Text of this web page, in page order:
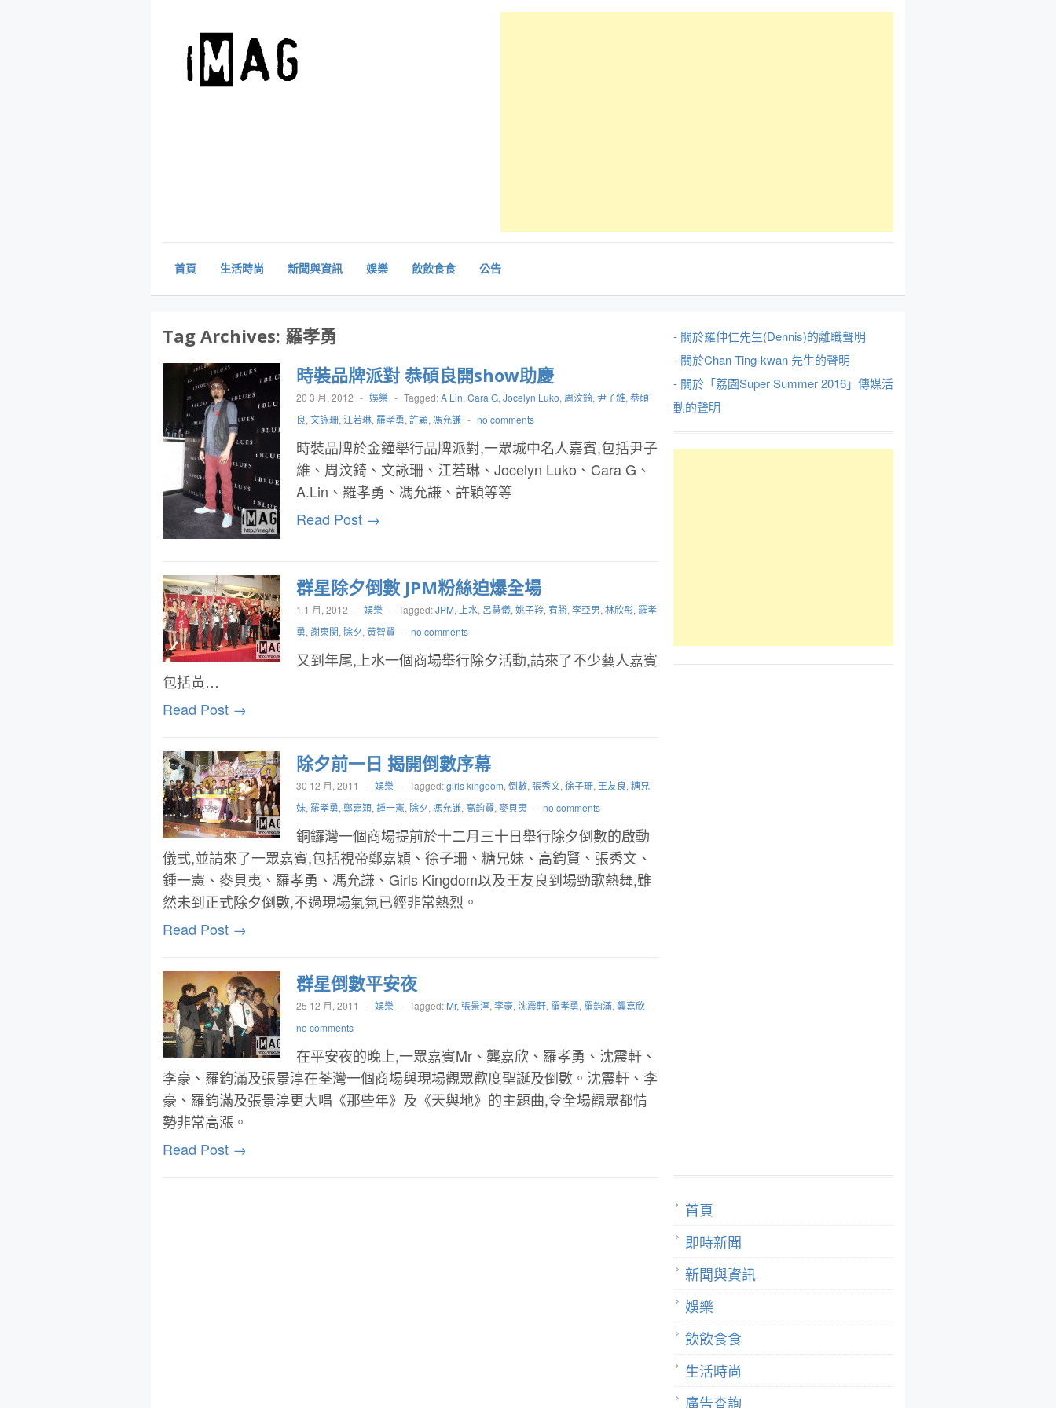
首頁 生活時尚 新聞與資訊 娛樂 飲飲食食 公告
Tag Archives: 羅孝勇
時裝品牌派對 恭碩良開show助慶
20 3 月, 2012 - 娛樂 - Tagged:A Lin, Cara G, Jocelyn Luko, 周汶錡, 尹子維, 恭碩
良, 文詠珊, 江若琳, 羅孝勇, 許穎, 馮允謙 - no comments
時裝品牌於金鐘舉行品牌派對,一眾城中名人嘉賓,包括尹子
維、周汶錡、文詠珊、江若琳、Jocelyn Luko、Cara G、
A.Lin、羅孝勇、馮允謙、許穎等等
Read Post →
群星除夕倒數 JPM粉絲迫爆全場
1 1 月, 2012 - 娛樂 - Tagged:JPM, 上水, 呂慧儀, 姚子羚, 宥勝, 李亞男, 林欣彤, 羅孝
勇, 謝東閔, 除夕, 黃智賢 - no comments
又到年尾,上水一個商場舉行除夕活動,請來了不少藝人嘉賓
包括黃…
Read Post →
除夕前一日 揭開倒數序幕
30 12 月, 2011 - 娛樂 - Tagged:girls kingdom, 倒數, 張秀文, 徐子珊, 王友良, 糖兄
妹, 羅孝勇, 鄭嘉穎, 鍾一憲, 除夕, 馮允謙, 高鈞賢, 麥貝夷 - no comments
銅鑼灣一個商場提前於十二月三十日舉行除夕倒數的啟動
儀式,並請來了一眾嘉賓,包括視帝鄭嘉穎、徐子珊、糖兄妹、高鈞賢、張秀文、
鍾一憲、麥貝夷、羅孝勇、馮允謙、Girls Kingdom以及王友良到場勁歌熱舞,雖
然未到正式除夕倒數,不過現場氣氛已經非常熱烈。
Read Post →
群星倒數平安夜
25 12 月, 2011 - 娛樂 - Tagged: Mr, 張景淳, 李豪, 沈震軒, 羅孝勇, 羅鈞滿, 龔嘉欣 -
no comments
在平安夜的晚上,一眾嘉賓Mr、龔嘉欣、羅孝勇、沈震軒、
李豪、羅鈞滿及張景淳在荃灣一個商場與現場觀眾歡度聖誕及倒數。沈震軒、李
豪、羅鈞滿及張景淳更大唱《那些年》及《天與地》的主題曲,令全場觀眾都情
勢非常高漲。
Read Post →
- 關於羅仲仁先生(Dennis)的離職聲明
- 關於Chan Ting-kwan 先生的聲明
- 關於「荔園Super Summer 2016」傳媒活
動的聲明
首頁
即時新聞
新聞與資訊
娛樂
飲飲食食
生活時尚
廣告查詢